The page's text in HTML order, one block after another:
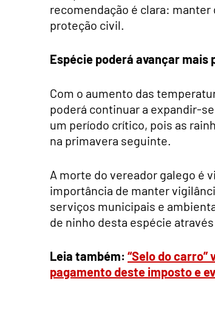
recomendação é clara:
proteção civil.
Espécie poderá avançar mais
Com o aumento das
poderá continuar a expandir-
um período crítico, pois as
na primavera seguinte.
A morte do vereador galego é
importância de manter
serviços municipais e
de ninho desta espécie
Leia também: “Selo do
pagamento deste imposto e